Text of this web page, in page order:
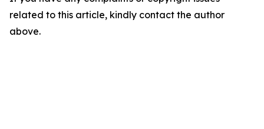
related to this article, kindly contact the author
above.